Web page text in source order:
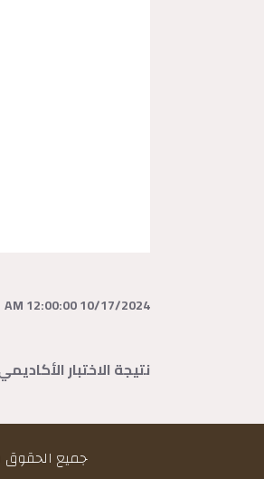
10/17/2024 12:00:00 AM
نتيجة الاختبار الأكاديمي14
جميع